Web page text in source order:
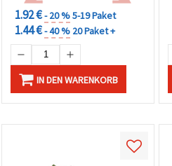
1.92 €- 20 %5-19 Paket
1.44 €- 40 % 20 Paket +
IN DEN WARENKORB